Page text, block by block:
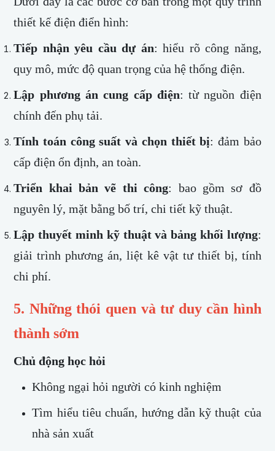
thiết kế điện điển hình:
Tiếp nhận yêu cầu dự án: hiểu rõ công năng,
quy mô, mức độ quan trọng của hệ thống điện.
Lập phương án cung cấp điện: từ nguồn điện
chính đến phụ tải.
Tính toán công suất và chọn thiết bị: đảm bảo
cấp điện ổn định, an toàn.
Triển khai bản vẽ thi công: bao gồm sơ đồ
nguyên lý, mặt bằng bố trí, chi tiết kỹ thuật.
Lập thuyết minh kỹ thuật và bảng khối lượng:
giải trình phương án, liệt kê vật tư thiết bị, tính
chi phí.
5. Những thói quen và tư duy cần hình
thành sớm
Chủ động học hỏi
Không ngại hỏi người có kinh nghiệm
Tìm hiểu tiêu chuẩn, hướng dẫn kỹ thuật của
nhà sản xuất